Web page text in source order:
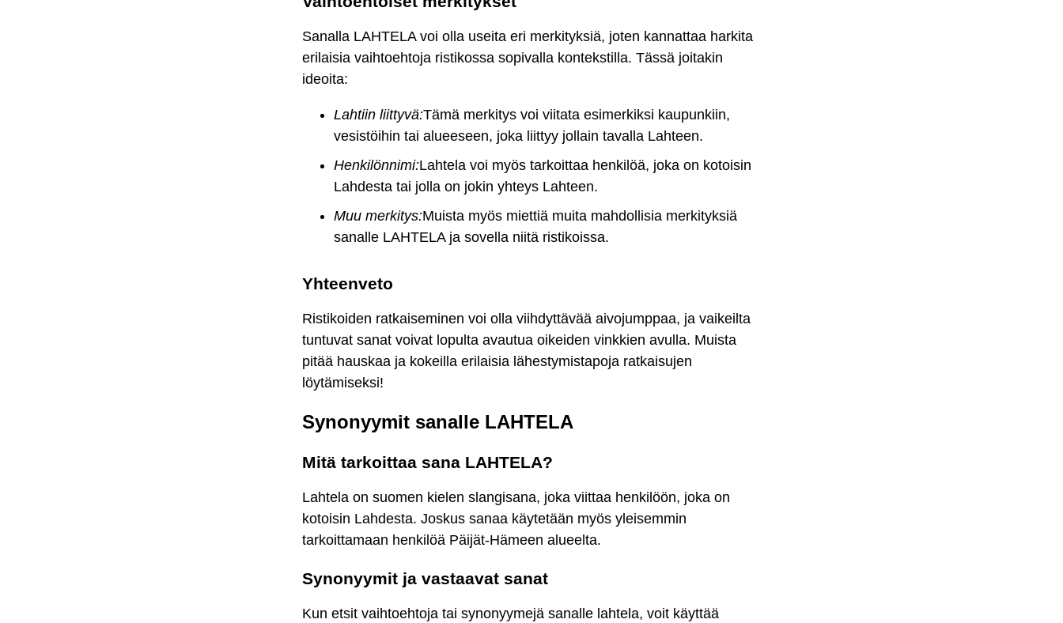
Sanalla LAHTELA voi olla useita eri merkityksiä, joten kannattaa harkita
erilaisia vaihtoehtoja ristikossa sopivalla kontekstilla. Tässä joitakin
ideoita:
Lahtiin liittyvä:Tämä merkitys voi viitata esimerkiksi kaupunkiin,
vesistöihin tai alueeseen, joka liittyy jollain tavalla Lahteen.
Henkilönnimi:Lahtela voi myös tarkoittaa henkilöä, joka on kotoisin
Lahdesta tai jolla on jokin yhteys Lahteen.
Muu merkitys:Muista myös miettiä muita mahdollisia merkityksiä
sanalle LAHTELA ja sovella niitä ristikoissa.
Yhteenveto
Ristikoiden ratkaiseminen voi olla viihdyttävää aivojumppaa, ja vaikeilta
tuntuvat sanat voivat lopulta avautua oikeiden vinkkien avulla. Muista
pitää hauskaa ja kokeilla erilaisia lähestymistapoja ratkaisujen
löytämiseksi!
Synonyymit sanalle LAHTELA
Mitä tarkoittaa sana LAHTELA?
Lahtela on suomen kielen slangisana, joka viittaa henkilöön, joka on
kotoisin Lahdesta. Joskus sanaa käytetään myös yleisemmin
tarkoittamaan henkilöä Päijät-Hämeen alueelta.
Synonyymit ja vastaavat sanat
Kun etsit vaihtoehtoja tai synonyymejä sanalle lahtela, voit käyttää